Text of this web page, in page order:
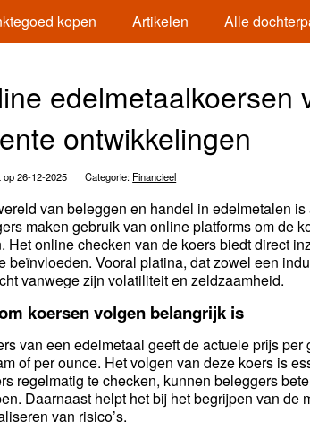
kopen Artikelen Alle
edelmetaalkoersen
ontwikkelingen
op 26-12-2025 Categorie: Financieel
van beleggen en handel in edelmetalen
maken gebruik van online platforms om de
Het online checken van de koers biedt direct
beïnvloeden. Vooral platina, dat zowel een
vanwege zijn volatiliteit en zeldzaamheid.
koersen volgen belangrijk is
van een edelmetaal geeft de actuele prijs
of per ounce. Het volgen van deze koers is
regelmatig te checken, kunnen beleggers
Daarnaast helpt het bij het begrijpen van
van risico’s.